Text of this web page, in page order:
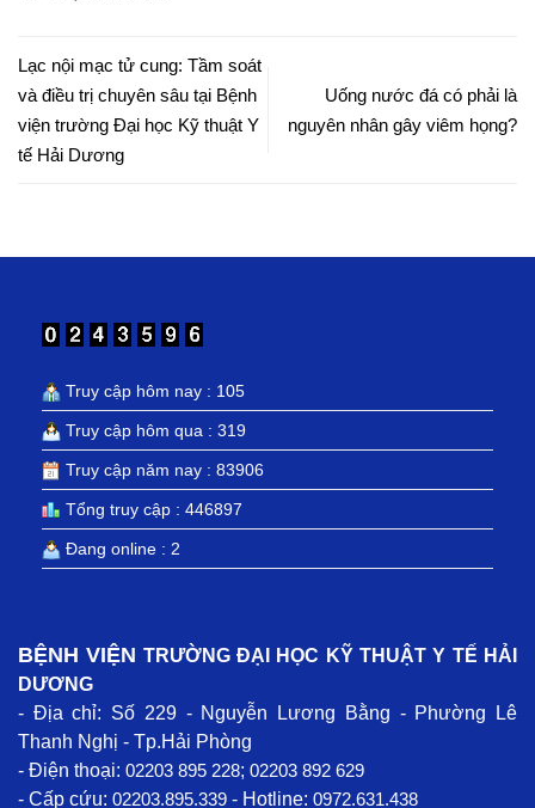
Lạc nội mạc tử cung: Tầm soát
và điều trị chuyên sâu tại Bệnh
viện trường Đại học Kỹ thuật Y
tế Hải Dương
Uống nước đá có phải là
nguyên nhân gây viêm họng?
Truy cập hôm nay : 105
Truy cập hôm qua : 319
Truy cập năm nay : 83906
Tổng truy cập : 446897
Đang online : 2
BỆNH VIỆN TRƯỜNG ĐẠI HỌC KỸ THUẬT Y TẾ HẢI
DƯƠNG
- Địa chỉ: Số 229 - Nguyễn Lương Bằng - Phường Lê
Thanh Nghị - Tp.Hải Phòng
- Điện thoại: 02203 895 228; 02203 892 629
- Cấp cứu: 02203.895.339 - Hotline: 0972.631.438